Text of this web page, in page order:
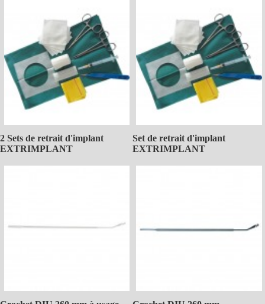
2 Sets de retrait d'implant
EXTRIMPLANT
Set de retrait d'implant
EXTRIMPLANT